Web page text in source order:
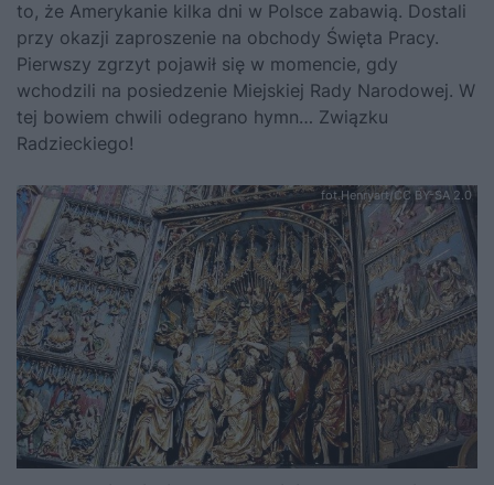
to, że Amerykanie kilka dni w Polsce zabawią. Dostali
przy okazji zaproszenie na obchody Święta Pracy.
Pierwszy zgrzyt pojawił się w momencie, gdy
wchodzili na posiedzenie Miejskiej Rady Narodowej. W
tej bowiem chwili odegrano hymn… Związku
Radzieckiego!
fot.Henryart/CC BY-SA 2.0